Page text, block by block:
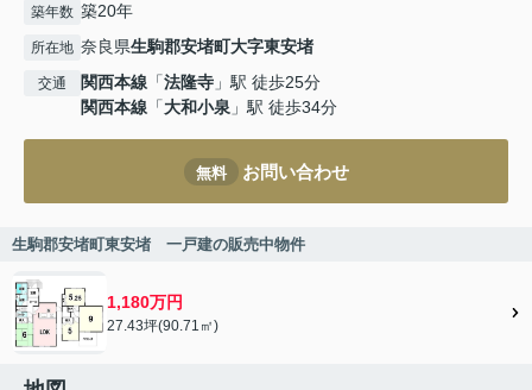
築年数 築20年
所在地 奈良県生駒郡安堵町大字東安堵
交通 関西本線 「法隆寺 」駅 徒歩25分
関西本線 「大和小泉 」駅 徒歩34分
無料 お問い合わせ
生駒郡安堵町東安堵 一戸建の販売中物件
1,180万円
27.43坪(90.71㎡)